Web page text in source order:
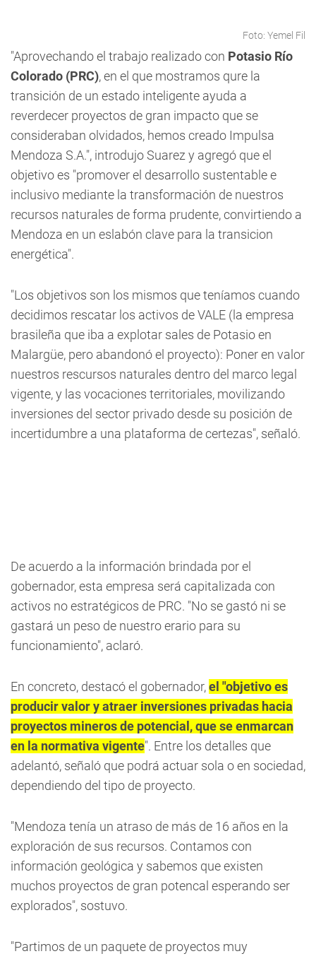
Foto: Yemel Fil
"Aprovechando el trabajo realizado con Potasio Río
Colorado (PRC), en el que mostramos qure la
transición de un estado inteligente ayuda a
reverdecer proyectos de gran impacto que se
consideraban olvidados, hemos creado Impulsa
Mendoza S.A.", introdujo Suarez y agregó que el
objetivo es "promover el desarrollo sustentable e
inclusivo mediante la transformación de nuestros
recursos naturales de forma prudente, convirtiendo a
Mendoza en un eslabón clave para la transicion
energética".
"Los objetivos son los mismos que teníamos cuando
decidimos rescatar los activos de VALE (la empresa
brasileña que iba a explotar sales de Potasio en
Malargüe, pero abandonó el proyecto): Poner en valor
nuestros rescursos naturales dentro del marco legal
vigente, y las vocaciones territoriales, movilizando
inversiones del sector privado desde su posición de
incertidumbre a una plataforma de certezas", señaló.
De acuerdo a la información brindada por el
gobernador, esta empresa será capitalizada con
activos no estratégicos de PRC. "No se gastó ni se
gastará un peso de nuestro erario para su
funcionamiento", aclaró.
En concreto, destacó el gobernador,el "objetivo es
producir valor y atraer inversiones privadas hacia
proyectos mineros de potencial, que se enmarcan
en la normativa vigente". Entre los detalles que
adelantó, señaló que podrá actuar sola o en sociedad,
dependiendo del tipo de proyecto.
"Mendoza tenía un atraso de más de 16 años en la
exploración de sus recursos. Contamos con
información geológica y sabemos que existen
muchos proyectos de gran potencal esperando ser
explorados", sostuvo.
"Partimos de un paquete de proyectos muy